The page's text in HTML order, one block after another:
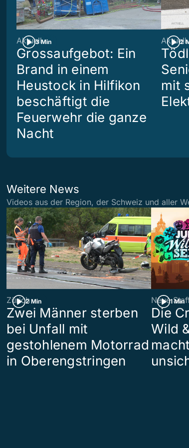
3 Min
Aktuell
Grossaufgebot: Ein
Brand in einem
Heustock in Hilfikon
beschäftigt die
Feuerwehr die ganze
Nacht
2
Aktuell
mit
Weitere News
Videos aus der Region, der Schweiz und aller
2 Min
Zürich
Zwei Männer sterben
bei Unfall mit
gestohlenem Motorrad
in Oberengstringen
1 Min
Neue
Die
Wild